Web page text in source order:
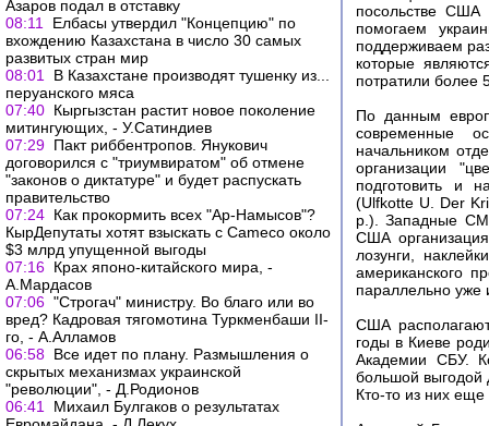
Азаров подал в отставку
08:11
Елбасы утвердил "Концепцию" по
вхождению Казахстана в число 30 самых
развитых стран мир
08:01
В Казахстане производят тушенку из...
перуанского мяса
07:40 Кыргызстан растит новое поколение
митингующих, - У.Сатиндиев
07:29 Пакт риббентропов. Янукович
договорился с "триумвиратом" об отмене
"законов о диктатуре" и будет распускать
правительство
07:24 Как прокормить всех "Ар-Намысов"?
КырДепутаты хотят взыскать с Cameco около
$3 млрд упущенной выгоды
07:16 Крах японо-китайского мира, -
А.Мардасов
07:06 "Строгач" министру. Во благо или во
вред? Кадровая тягомотина Туркменбаши II-
го, - А.Алламов
06:58 Все идет по плану. Размышления о
скрытых механизмах украинской
"революции", - Д.Родионов
06:41
Михаил Булгаков о результатах
посольстве США
помогаем
поддерживаем
которые
потратили более
По данным
современные
начальником
организации
подготовить и
(Ulfkotte U. Der
p.). Западные
США
лозунги,
американского
параллельно уже
США
годы в Киеве
Академии СБУ.
большой выгодой
Кто-то из них еще